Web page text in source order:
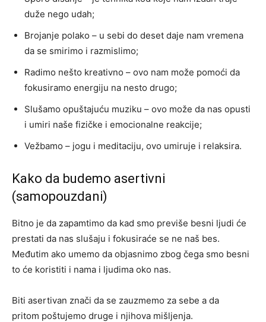
duže nego udah;
Brojanje polako – u sebi do deset daje nam vremena
da se smirimo i razmislimo;
Radimo nešto kreativno – ovo nam može pomoći da
fokusiramo energiju na nesto drugo;
Slušamo opuštajuću muziku – ovo može da nas opusti
i umiri naše fizičke i emocionalne reakcije;
Vežbamo – jogu i meditaciju, ovo umiruje i relaksira.
Kako da budemo asertivni
(samopouzdani)
Bitno je da zapamtimo da kad smo previše besni ljudi će
prestati da nas slušaju i fokusiraće se ne naš bes.
Međutim ako umemo da objasnimo zbog čega smo besni
to će koristiti i nama i ljudima oko nas.
Biti asertivan znači da se zauzmemo za sebe a da
pritom poštujemo druge i njihova mišljenja.